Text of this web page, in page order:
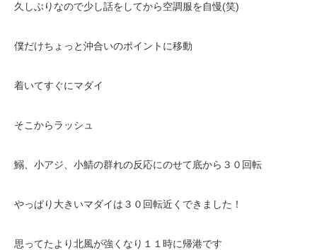
久しぶりなので少し話をしてから空調服を自慢(笑)
僕だけちょっと沖合いのポイントに移動
着いてすぐにマダイ
そこからラッシュ
鰯、小アジ、小鯖の群れの反応にのせて底から３０回転
やっぱり大きいマダイは３０回転近くできました！
思ってたより北風が強くなり１１時に帰港です